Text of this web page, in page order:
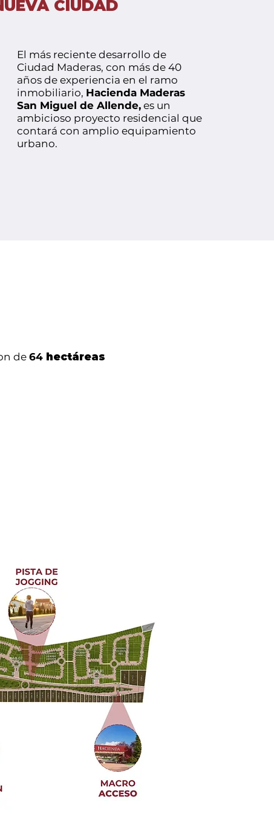
CIUDAD
El más reciente desarrollo de
Ciudad Maderas, con más de 40
años de experiencia en el ramo
inmobiliario, Hacienda Maderas
San Miguel de Allende, es un
ambicioso proyecto residencial que
contará con amplio equipamiento
urbano.
de64hectáreas